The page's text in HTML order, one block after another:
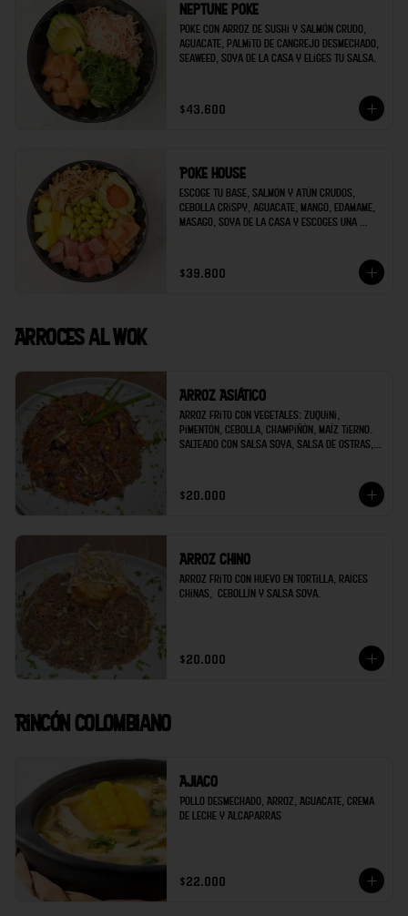
Neptune poke
Poke con arroz de sushi y salmón crudo,
aguacate, palmito de cangrejo desmechado,
seaweed, soya de la casa y eliges tu salsa.
$43.600
Poke house
Escoge tu base, salmón y atún crudos,
cebolla crispy, aguacate, mango, edamame,
masago, soya de la casa y escoges una
$39.800
Arroces al wok
Arroz Asiático
Arroz frito con vegetales: Zuquini,
pimentón, cebolla, champiñón, maíz tierno.
Salteado con Salsa Soya, Salsa de Ostras,
$20.000
Arroz Chino
Arroz frito con huevo en tortilla, raíces
chinas,  cebollín y salsa soya.
$20.000
Rincón Colombiano
Ajiaco
Pollo desmechado, Arroz, Aguacate, Crema
de Leche y Alcaparras
$22.000